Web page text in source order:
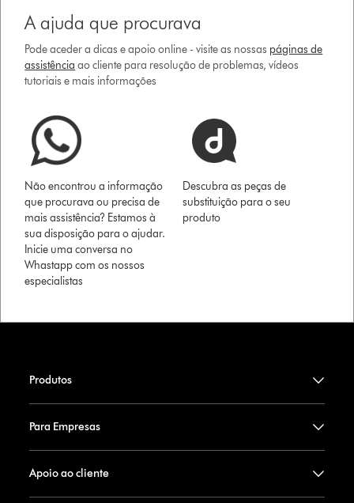
A ajuda que procurava
Pode aceder a dicas e apoio online - visite as nossas páginas de
assistência ao cliente para resolução de problemas, vídeos
tutoriais e mais informações
Não encontrou a informação
que procurava ou precisa de
mais assistência? Estamos à
sua disposição para o ajudar.
Inicie uma conversa no
Whastapp com os nossos
especialistas
Descubra as peças de
substituição para o seu
produto
Produtos
Para Empresas
Apoio ao cliente